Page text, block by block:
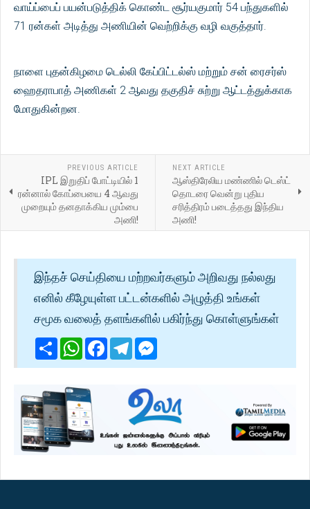
வாய்ப்பைப் பயன்படுத்திக் கொண்ட சூர்யகுமார் 54 பந்துகளில்
71 ரன்கள் அடித்து அணியின் வெற்றிக்கு வழி வகுத்தார்.
நாளை புதன்கிழமை டெல்லி கேப்பிட்டல்ஸ் மற்றும் சன் ரைசர்ஸ்
ஹைதராபாத் அணிகள் 2 ஆவது தகுதிச் சுற்று ஆட்டத்துக்காக
மோதுகின்றன.
PREVIOUS ARTICLE
IPL இறுதிப் போட்டியில் 1
ரன்னால் கோப்பையை 4 ஆவது
முறையும் தனதாக்கிய மும்பை
அணி!
NEXT ARTICLE
ஆஸ்திரேலிய மண்ணில் டெஸ்ட்
தொடரை வென்று புதிய
சரித்திரம் படைத்தது இந்திய
அணி!
இந்தச் செய்தியை மற்றவர்களும் அறிவது நல்லது
எனில் கீழேயுள்ள பட்டன்களில் அழுத்தி உங்கள்
சமூக வலைத் தளங்களில் பகிர்ந்து கொள்ளுங்கள்
ShareWhatsApp
Facebook
Telegram